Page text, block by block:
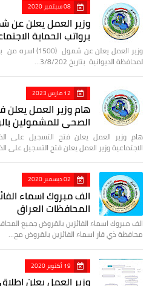
08 سبتمبر 2020
برواتب الحماية
وزير العمل يعلن عن
لمحافظة الديوانية بتاريخ 3/8/202…
12 مارس 2023
هام وزير العمل يعلن
الصحي للمشمولين
هام وزير العمل يعلن فتح التسجيل على
الاجتماعية وزير العمل يعلن فتح التسجيل على
02 ديسمبر 2020
الف مبروك اسماء
المحافظات العراق
الف مبروك اسماء الفائزين بالقروض جميع
محافظة ذي قار اسماء الفائزين بالقروض مح…
19 أكتوبر 2020
وزير العمل يعلن